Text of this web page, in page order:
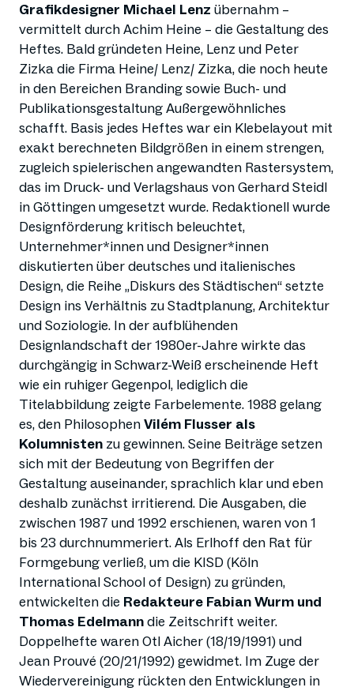
Grafikdesigner Michael Lenz übernahm –
vermittelt durch Achim Heine – die Gestaltung des
Heftes. Bald gründeten Heine, Lenz und Peter
Zizka die Firma Heine/ Lenz/ Zizka, die noch heute
in den Bereichen Branding sowie Buch- und
Publikationsgestaltung Außergewöhnliches
schafft. Basis jedes Heftes war ein Klebelayout mit
exakt berechneten Bildgrößen in einem strengen,
zugleich spielerischen angewandten Rastersystem,
das im Druck- und Verlagshaus von Gerhard Steidl
in Göttingen umgesetzt wurde. Redaktionell wurde
Designförderung kritisch beleuchtet,
Unternehmer*innen und Designer*innen
diskutierten über deutsches und italienisches
Design, die Reihe „Diskurs des Städtischen“ setzte
Design ins Verhältnis zu Stadtplanung, Architektur
und Soziologie. In der aufblühenden
Designlandschaft der 1980er-Jahre wirkte das
durchgängig in Schwarz-Weiß erscheinende Heft
wie ein ruhiger Gegenpol, lediglich die
Titelabbildung zeigte Farbelemente. 1988 gelang
es, den PhilosophenVilém Flusser als
Kolumnisten zu gewinnen. Seine Beiträge setzen
sich mit der Bedeutung von Begriffen der
Gestaltung auseinander, sprachlich klar und eben
deshalb zunächst irritierend. Die Ausgaben, die
zwischen 1987 und 1992 erschienen, waren von 1
bis 23 durchnummeriert. Als Erlhoff den Rat für
Formgebung verließ, um die KISD (Köln
International School of Design) zu gründen,
entwickelten die Redakteure Fabian Wurm und
Thomas Edelmanndie Zeitschrift weiter.
Doppelhefte waren Otl Aicher (18/19/1991) und
Jean Prouvé (20/21/1992) gewidmet. Im Zuge der
Wiedervereinigung rückten den Entwicklungen in